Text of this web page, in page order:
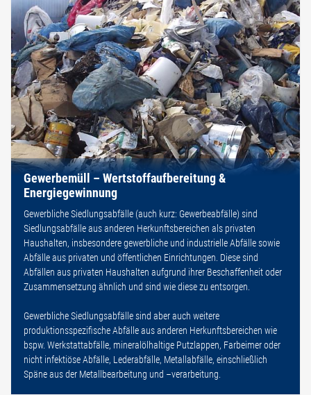
Gewerbemüll – Wertstoffaufbereitung &
Energiegewinnung
Gewerbliche Siedlungsabfälle (auch kurz: Gewerbeabfälle) sind
Siedlungsabfälle aus anderen Herkunftsbereichen als privaten
Haushalten, insbesondere gewerbliche und industrielle Abfälle sowie
Abfälle aus privaten und öffentlichen Einrichtungen. Diese sind
Abfällen aus privaten Haushalten aufgrund ihrer Beschaffenheit oder
Zusammensetzung ähnlich und sind wie diese zu entsorgen.
Gewerbliche Siedlungsabfälle sind aber auch weitere
produktionsspezifische Abfälle aus anderen Herkunftsbereichen wie
bspw. Werkstattabfälle, mineralölhaltige Putzlappen, Farbeimer oder
nicht infektiöse Abfälle, Lederabfälle, Metallabfälle, einschließlich
Späne aus der Metallbearbeitung und –verarbeitung.